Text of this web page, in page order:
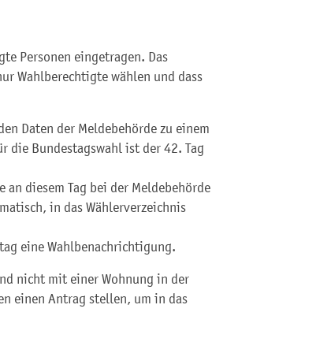
Personen eingetragen. Das
Wahlberechtigte wählen und dass
Daten der Meldebehörde zu einem
die Bundestagswahl ist der 42. Tag
diesem Tag bei der Meldebehörde
in das Wählerverzeichnis
eine Wahlbenachrichtigung.
nicht mit einer Wohnung in der
einen Antrag stellen, um in das